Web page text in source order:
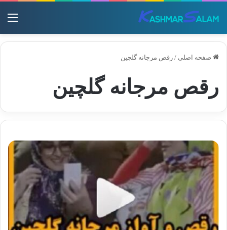
صفحه اصلی / رقص مرجانه گلچین
رقص مرجانه گلچین